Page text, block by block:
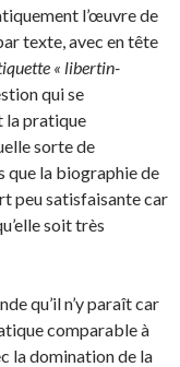
l’œuvre de
texte, avec en tête
« libertin-
qui se
la pratique
sorte de
que la biographie de
peu satisfaisante car
soit très
qu’il n’y paraît car
comparable à
la domination de la